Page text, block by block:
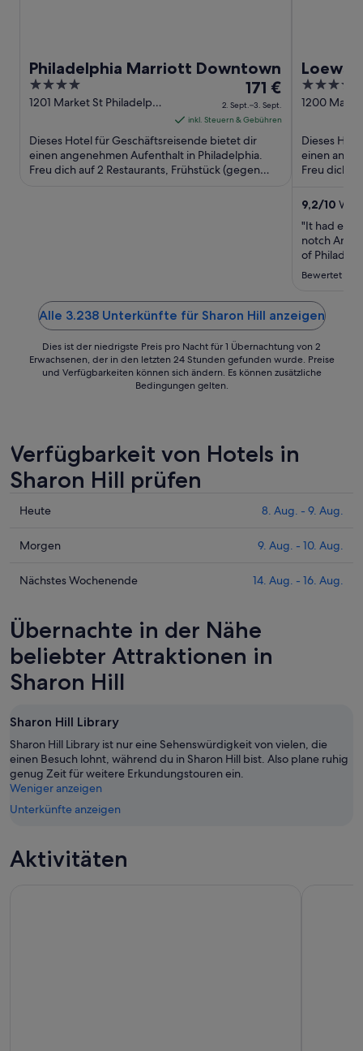
Philadelphia Marriott Downtown
4
out
5
1201 Market St Philadelphia
Der
Preis
beträgt
171 €
pro
Nacht
171 €
2. Sept.–3. Sept.
inkl. Steuern & Gebühren
Dieses Hotel für Geschäftsreisende bietet dir
einen angenehmen Aufenthalt in Philadelphia.
Freu dich auf 2 Restaurants, Frühstück (gegen
Loews
4
out
5
1200
Dieses
einen
Freu dich
9,2/10
"It had
notch
of
Bewertet am
Alle 3.238 Unterkünfte für Sharon Hill anzeigen
Dies ist der niedrigste Preis pro Nacht für 1 Übernachtung von 2
Erwachsenen, der in den letzten 24 Stunden gefunden wurde. Preise
und Verfügbarkeiten können sich ändern. Es können zusätzliche
Bedingungen gelten.
Verfügbarkeit von Hotels in
Sharon Hill prüfen
Prüfe
Preise
Sharon
Nacht,
Aug.
-
Aug.
Heute 8. Aug. - 9. Aug.
Prüfe
Preise
Sharon
Hill
morgen
Nacht,
9.
-
Aug.
Morgen 9. Aug. - 10. Aug.
Prüfe
Preise
für
Sharon
Hill
am
Wochenende,
Aug.
-
16.
Aug.
Nächstes Wochenende 14. Aug. - 16. Aug.
Übernachte in der Nähe
beliebter Attraktionen in
Sharon Hill
Sharon Hill Library
Sharon Hill Library ist nur eine Sehenswürdigkeit von vielen, die
einen Besuch lohnt, während du in Sharon Hill bist. Also plane ruhig
genug Zeit für weitere Erkundungstouren ein.
Weniger anzeigen
Unterkünfte anzeigen
Aktivitäten